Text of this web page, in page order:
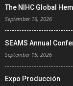
The NIHC Global
September 16, 2026
SEAMS Annual
September 15, 2026
Expo Producción